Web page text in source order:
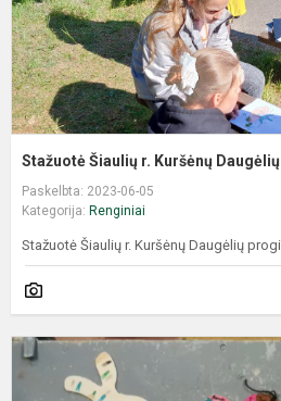
Stažuotė Šiaulių r. Kuršėnų
Paskelbta: 2023-06-05
Kategorija: Renginiai
Stažuotė Šiaulių r. Kuršėnų Daugėlių